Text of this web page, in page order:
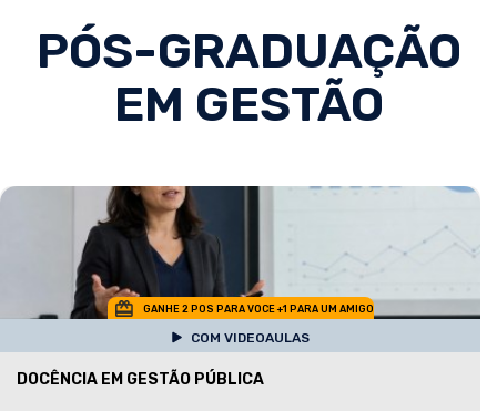
PÓS-GRADUAÇÃO
EM GESTÃO
GANHE 2 POS PARA VOCE +1 PARA UM AMIGO
COM VIDEOAULAS
DOCÊNCIA EM GESTÃO PÚBLICA